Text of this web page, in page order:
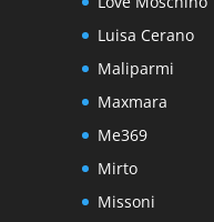
Luisa Cerano
Maliparmi
Maxmara
Me369
Mirto
Missoni